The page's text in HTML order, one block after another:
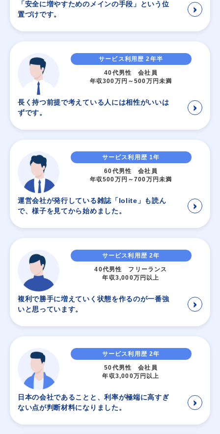
「安全に増やすためのメインの手段」という位
置づけです。
＞
サービス利用歴 2年半
40代男性 会社員
年収300万円～500万円未満
長く持つ前提で考えている人には相性がいいは
ずです。
＞
サービス利用歴 1年
60代男性 会社員
年収500万円～700万円未満
運営会社が発行している雑誌「Iolite」も読ん
で、様子を見てから始めました。
＞
サービス利用歴 2年
40代男性 フリーランス
年収3,000万円以上
複利で勝手に増えていく状態を作るのが一番強
いと思っています。
＞
サービス利用歴 2年
50代男性 会社員
年収3,000万円以上
日本の会社であることと、利率が極端に高すぎ
ない点が判断材料になりました。
＞